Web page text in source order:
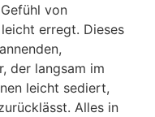
von
erregt. Dieses
der langsam im
leicht sediert,
Alles in